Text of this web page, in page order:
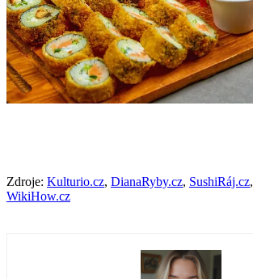
Zdroje: Kulturio.cz, DianaRyby.cz, SushiRáj.cz,
WikiHow.cz